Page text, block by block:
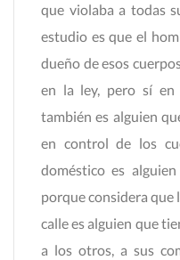
que violaba a todas
estudio es que el
dueño de esos
en la ley, pero sí en
también es alguien
en control de los
doméstico es
porque considera que
calle es alguien que
a los otros, a sus